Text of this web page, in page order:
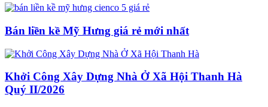
Bán liền kề Mỹ Hưng giá rẻ mới nhất
Khởi Công Xây Dựng Nhà Ở Xã Hội Thanh Hà
Quý II/2026